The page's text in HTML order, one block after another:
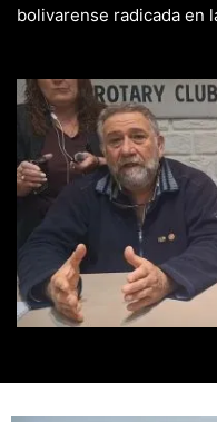
bolivarense radicada en